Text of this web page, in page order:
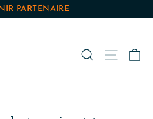
PARTENAIRE
Rechercher